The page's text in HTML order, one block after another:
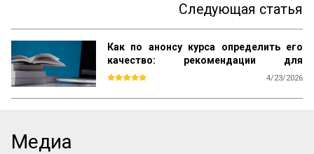
Следующая статья
Как по анонсу курса определить его
качество: рекомендации для
студентов
4/23/2026
Медиа